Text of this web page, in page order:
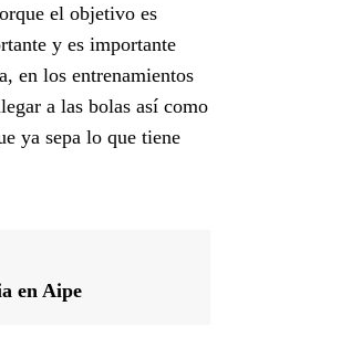
el objetivo es
y es importante
en los entrenamientos
a las bolas así como
ya sepa lo que tiene
en Aipe